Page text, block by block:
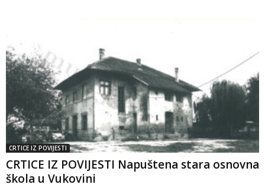
CRTICE IZ POVIJESTI
CRTICE IZ POVIJESTI Napuštena stara osnovna
škola u Vukovini